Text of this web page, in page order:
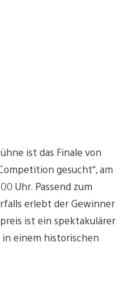
ist das Finale von
gesucht“, am
Uhr. Passend zum
erlebt der Gewinner
ist ein spektakulärer
einem historischen